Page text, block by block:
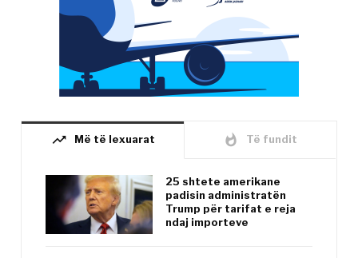
trending_up Më të lexuarat whatshot Të fundit
25 shtete amerikane
padisin administratën
Trump për tarifat e reja
ndaj importeve